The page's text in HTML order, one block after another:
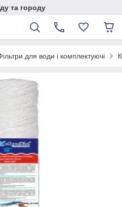
та городу
для води і комплектуючі